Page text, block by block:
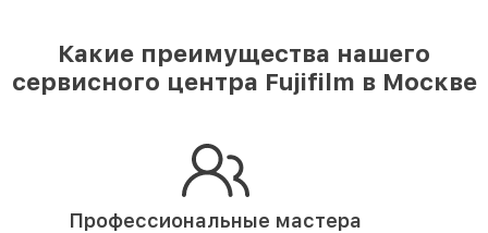
Какие преимущества нашего
сервисного центра Fujifilm в Москве
Профессиональные мастера